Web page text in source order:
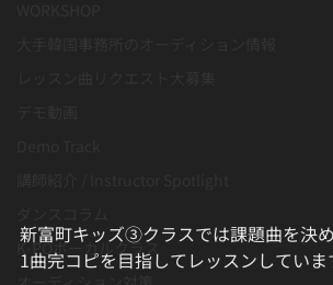
K-POボーカルクラス
新富町キッズ③クラスでは課題曲を決め
1曲完コピを目指してレッスンしていま